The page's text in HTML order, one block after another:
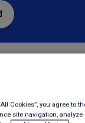
Cookies”, you agree to
site navigation,